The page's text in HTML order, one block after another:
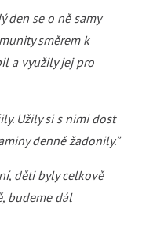
den se o ně samy
směrem k
a využily jej pro
Užily si s nimi dost
denně žadonily.”
děti byly celkově
budeme dál